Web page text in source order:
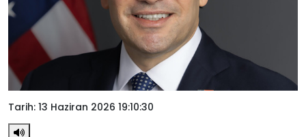
Tarih: 13 Haziran 2026 19:10:30